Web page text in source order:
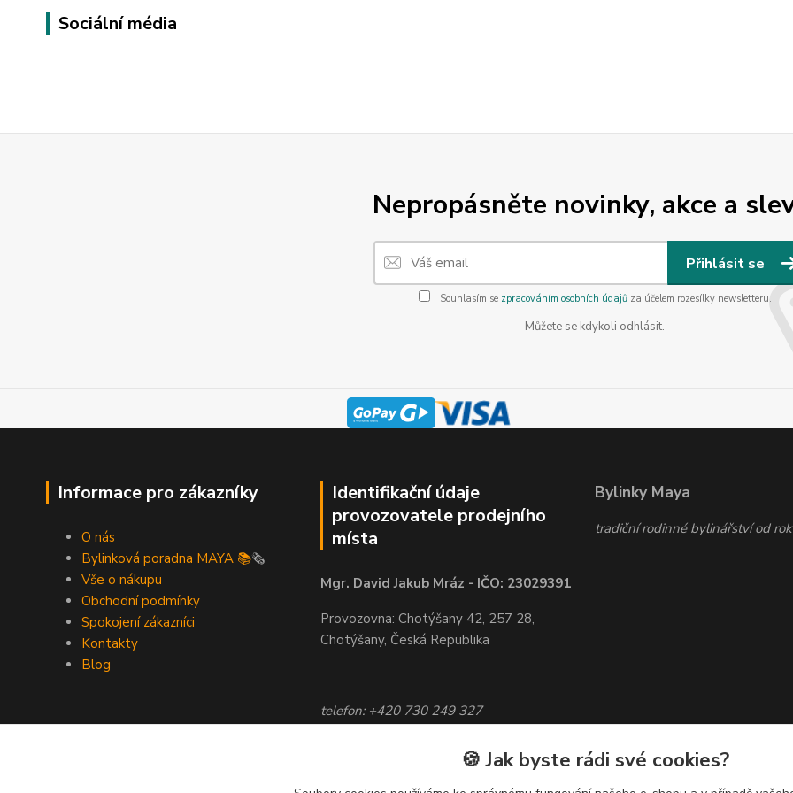
Sociální média
Nepropásněte novinky, akce a
Přihlásit se
Souhlasím se zpracováním osobních údajůza účelem rozesílky newsletteru.
Můžete se kdykoli odhlásit.
Informace pro zákazníky
O nás
Bylinková poradna MAYA 📚🗞️
Vše o nákupu
Obchodní podmínky
Spokojení zákazníci
Kontakty
Blog
Identifikační údaje
provozovatele prodejního
místa
Mgr. David Jakub Mráz - IČO: 23029391
Provozovna: Chotýšany 42, 257 28,
Chotýšany, Česká Republika
telefon: +420 730 249 327
Bylinky Maya
tradiční rodinné bylinářství od
🍪 Jak byste rádi své cookies?